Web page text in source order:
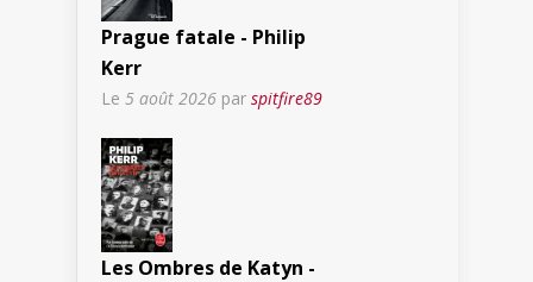
Prague fatale - Philip
Kerr
Le 5 août 2026 par spitfire89
Les Ombres de Katyn -